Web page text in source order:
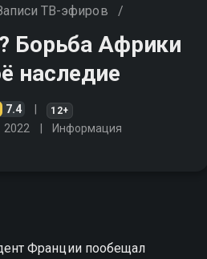
ТВ-эфиров /
Борьба Африки
наследие
7.4 12+
2022 Информация
Франции пообещал